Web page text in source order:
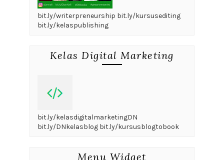
bit.ly/writerpreneurship bit.ly/kursusediting
bit.ly/kelaspublishing
Kelas Digital Marketing
bit.ly/kelasdigitalmarketingDN
bit.ly/DNkelasblog bit.ly/kursusblogtobook
Menu Widget